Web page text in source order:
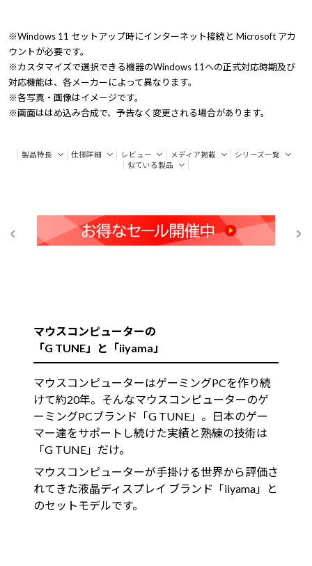
※Windows 11 セットアップ時にインターネット接続と Microsoft アカ
ウントが必要です。
※カスタマイズで選択できる機器のWindows 11への正式対応時期及び
対応機能は、各メーカーによって異なります。
※各写真・画像はイメージです。
※画面ははめ込み合成で、予告なく変更される場合があります。
製品特長 仕様詳細 レビュー メディア掲載
シリーズ一覧
似ている製品
マウスコンピューターの
「G TUNE」と「iiyama」
マウスコンピューターはゲーミングPCを作り続
けて約20年。そんなマウスコンピューターのゲ
ーミングPCブランド「G TUNE」。日本のゲー
マー達をサポートし続けた実績と熟練の技術は
「G TUNE」だけ。
マウスコンピューターが手掛ける世界から評価さ
れてきた液晶ディスプレイ ブランド「iiyama」と
のセットモデルです。